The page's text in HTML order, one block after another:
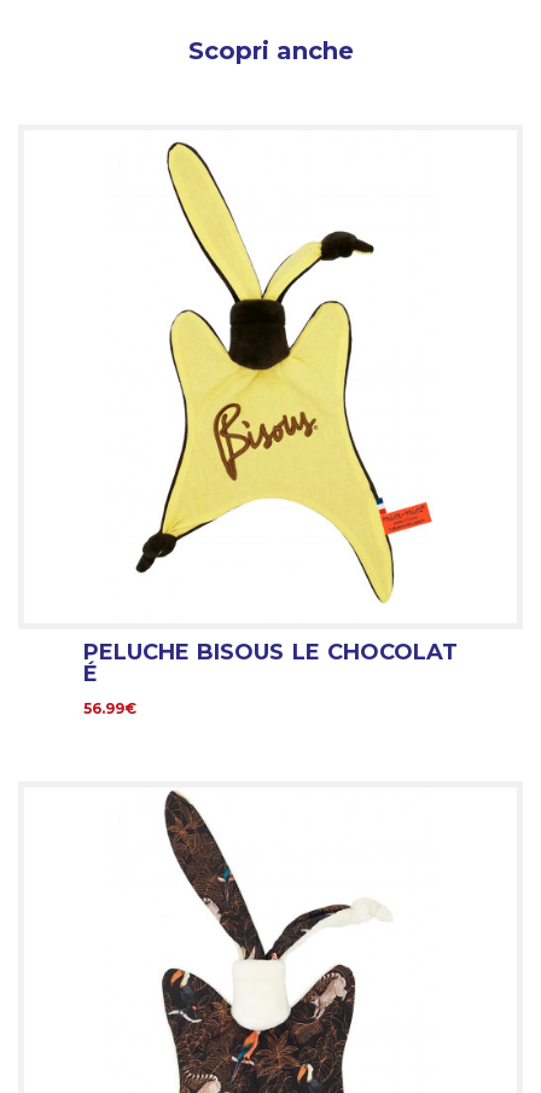
Scopri anche
PELUCHE BISOUS LE CHOCOLAT
É
56.99€